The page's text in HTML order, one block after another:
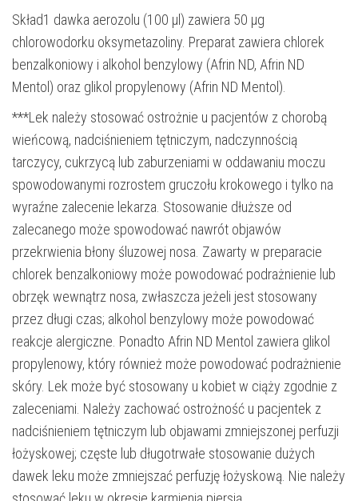
Skład1 dawka aerozolu (100 µl) zawiera 50 µg
chlorowodorku oksymetazoliny. Preparat zawiera chlorek
benzalkoniowy i alkohol benzylowy (Afrin ND, Afrin ND
Mentol) oraz glikol propylenowy (Afrin ND Mentol).
***Lek należy stosować ostrożnie u pacjentów z chorobą
wieńcową, nadciśnieniem tętniczym, nadczynnością
tarczycy, cukrzycą lub zaburzeniami w oddawaniu moczu
spowodowanymi rozrostem gruczołu krokowego i tylko na
wyraźne zalecenie lekarza. Stosowanie dłuższe od
zalecanego może spowodować nawrót objawów
przekrwienia błony śluzowej nosa. Zawarty w preparacie
chlorek benzalkoniowy może powodować podrażnienie lub
obrzęk wewnątrz nosa, zwłaszcza jeżeli jest stosowany
przez długi czas; alkohol benzylowy może powodować
reakcje alergiczne. Ponadto Afrin ND Mentol zawiera glikol
propylenowy, który również może powodować podrażnienie
skóry. Lek może być stosowany u kobiet w ciąży zgodnie z
zaleceniami. Należy zachować ostrożność u pacjentek z
nadciśnieniem tętniczym lub objawami zmniejszonej perfuzji
łożyskowej; częste lub długotrwałe stosowanie dużych
dawek leku może zmniejszać perfuzję łożyskową. Nie należy